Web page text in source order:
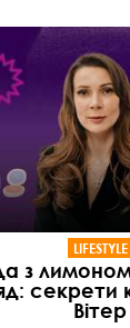
LIFESTYLE
з
секрети
Вітер